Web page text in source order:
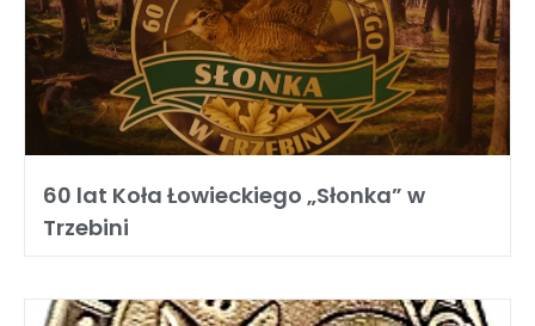
60 lat Koła Łowieckiego „Słonka” w
Trzebini